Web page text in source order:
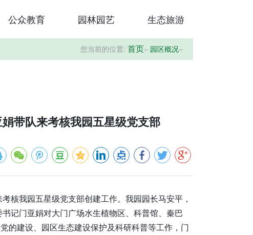
公众教育 园林园艺 生态旅游
您当前的位置: 首页– 园区概况–
带队来考核我园五星级党支部
核我园五星级党支部创建工作。我园园长马安平，
记门亚娟对大门广场水生植物区、科普馆、秦巴
的建设、园区生态建设保护及科研科普等工作，门